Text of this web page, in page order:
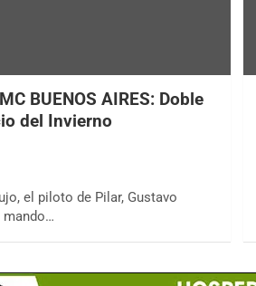
BUENOS AIRES: Doble
del Invierno
el piloto de Pilar, Gustavo
mando…